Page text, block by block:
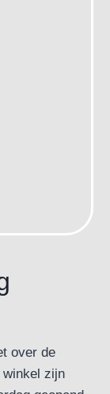
over de
winkel zijn